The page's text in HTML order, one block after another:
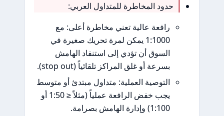
حدود المخاطرة للمتداول العربي:
رافعة عالية تعني مخاطرة أعلى: مع
1:1000 يمكن لمرة تحريك صغيرة في
السوق أن تؤدي إلى استنفاد الهامش
بسرعة أو غلق المراكز تلقائياً (stop out).
التوصية العملية: متداول مبتدئ أو متوسط
يجب خفض الرافعة عملياً (مثلاً ≤ 1:50 أو
1:100) وإدارة الهامش بصرامة.